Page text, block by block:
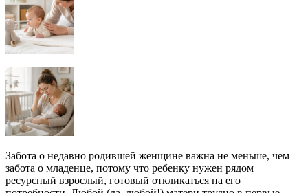
Забота о недавно родившей женщине важна не меньше, чем
забота о младенце, потому что ребенку нужен рядом
ресурсный взрослый, готовый откликаться на его